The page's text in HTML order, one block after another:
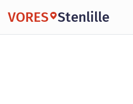
VORES Stenlille